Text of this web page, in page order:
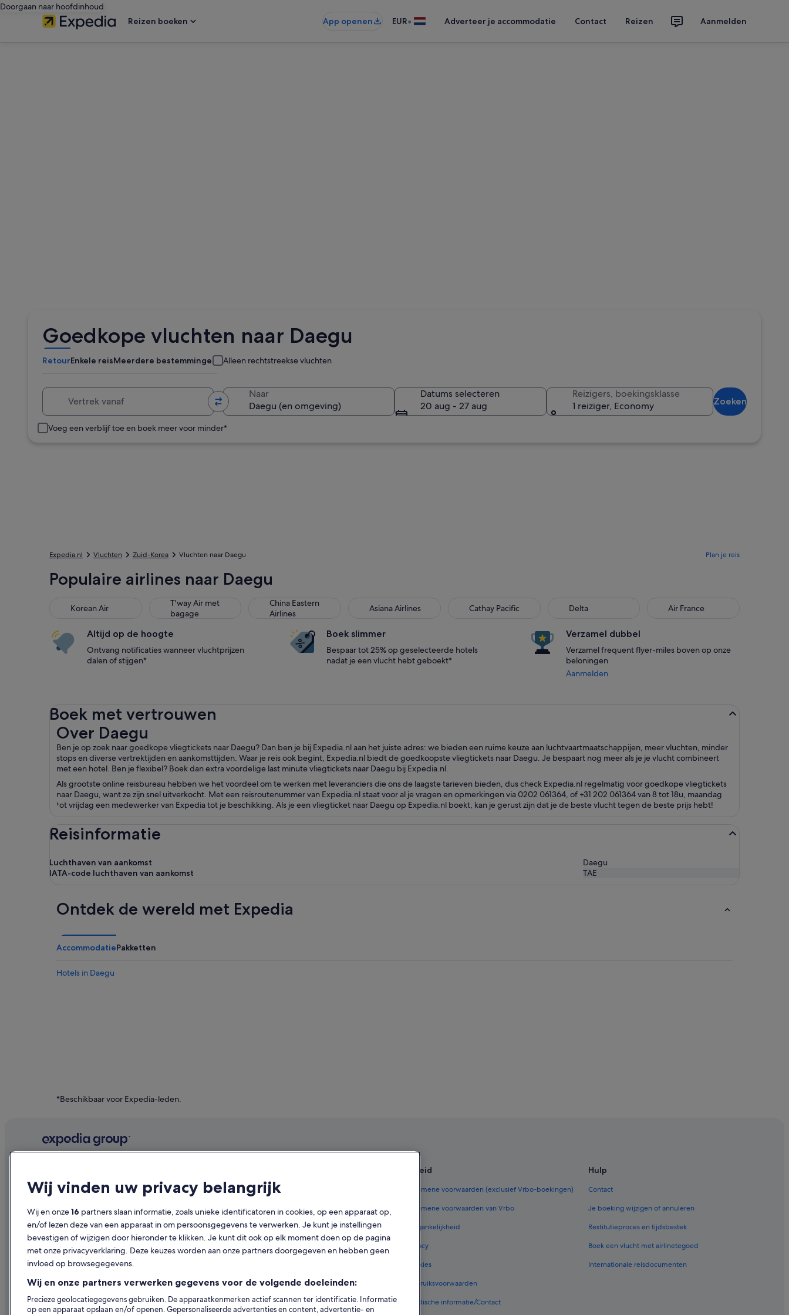
Doorgaan naar hoofdinhoud
Reizen boeken
App openen EUR• Adverteer je accommodatie Contact Reizen Aanmelden
Goedkope vluchten naar Daegu
RetourEnkele reisMeerdere bestemmingen Alleen rechtstreekse vluchten
Naar
Datums selecteren
20 aug - 27 aug
Reizigers, boekingsklasse
1 reiziger, Economy
Zoeken
Voeg een verblijf toe en boek meer voor minder*
Expedia.nl Vluchten Zuid-Korea Vluchten naar Daegu Plan je reis
Populaire airlines naar Daegu
Korean Air
Korean Air
T'way Air met
bagage
T'way Air met bagage
China Eastern
Airlines
China Eastern Airlines Asiana Airlines
Asiana Airlines Cathay Pacific
Cathay Pacific Delta Air France
Air France
Altijd op de hoogte
Ontvang notificaties wanneer vluchtprijzen
dalen of stijgen*
Boek slimmer
Bespaar tot 25% op geselecteerde hotels
nadat je een vlucht hebt geboekt*
Verzamel dubbel
Verzamel frequent flyer-miles boven op onze
beloningen
Aanmelden
Boek met vertrouwen
Over Daegu
Ben je op zoek naar goedkope vliegtickets naar Daegu? Dan ben je bij Expedia.nl aan het juiste adres: we bieden een ruime keuze aan luchtvaartmaatschappijen, meer vluchten, minder
stops en diverse vertrektijden en aankomsttijden. Waar je reis ook begint, Expedia.nl biedt de goedkoopste vliegtickets naar Daegu. Je bespaart nog meer als je je vlucht combineert
met een hotel. Ben je flexibel? Boek dan extra voordelige last minute vliegtickets naar Daegu bij Expedia.nl.
Als grootste online reisbureau hebben we het voordeel om te werken met leveranciers die ons de laagste tarieven bieden, dus check Expedia.nl regelmatig voor goedkope vliegtickets
naar Daegu, want ze zijn snel uitverkocht. Met een reisroutenummer van Expedia.nl staat voor al je vragen en opmerkingen via 0202 061364, of +31 202 061364 van 8 tot 18u, maandag
tot vrijdag een medewerker van Expedia tot je beschikking. Als je een vliegticket naar Daegu op Expedia.nl boekt, kan je gerust zijn dat je de beste vlucht tegen de beste prijs hebt!
Over Daegu
Reisinformatie
Luchthaven van aankomst
Daegu
IATA-code luchthaven van aankomst
TAE
Ontdek de wereld met Expedia
AccommodatiePakketten
Hotels in Daegu
*Beschikbaar voor Expedia-leden.
Over ons
Vacatures
Je accommodatie adverteren
Samenwerkingen
Persruimte
Adverteren
Reisgids Nederland
Hotels in Nederland
Vakantiehuizen in Nederland
Op vakantie in Nederland
Autoverhuur in Nederland
Andere accommodatietypes
Beleid
Algemene voorwaarden (exclusief Vrbo-boekingen)
Algemene voorwaarden van Vrbo
Toegankelijkheid
Privacy
Cookies
Gebruiksvoorwaarden
Juridische informatie/Contact
Hulp
Contact
Je boeking wijzigen of annuleren
Restitutieproces en tijdsbestek
Boek een vlucht met airlinetegoed
Internationale reisdocumenten
Wij vinden uw privacy belangrijk
Wij en onze16 partners slaan informatie, zoals unieke identificatoren in cookies, op een apparaat op,
en/of lezen deze van een apparaat in om persoonsgegevens te verwerken. Je kunt je instellingen
bevestigen of wijzigen door hieronder te klikken. Je kunt dit ook op elk moment doen op de pagina
met onze privacyverklaring. Deze keuzes worden aan onze partners doorgegeven en hebben geen
invloed op browsegegevens.
Wij en onze partners verwerken gegevens voor de volgende doeleinden:
Precieze geolocatiegegevens gebruiken. De apparaatkenmerken actief scannen ter identificatie. Informatie
op een apparaat opslaan en/of openen. Gepersonaliseerde advertenties en content, advertentie- en